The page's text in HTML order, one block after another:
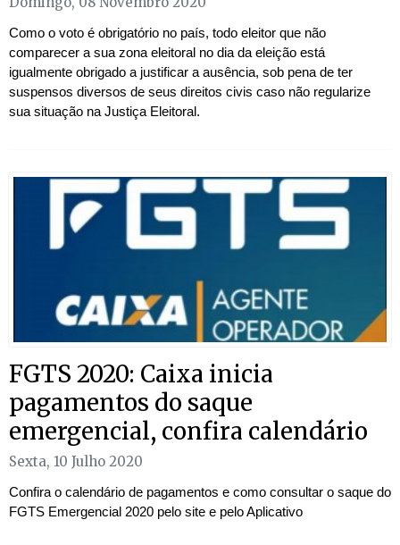
Como o voto é obrigatório no país, todo eleitor que não
comparecer a sua zona eleitoral no dia da eleição está
igualmente obrigado a justificar a ausência, sob pena de ter
suspensos diversos de seus direitos civis caso não regularize
sua situação na Justiça Eleitoral.
FGTS 2020: Caixa inicia
pagamentos do saque
emergencial, confira calendário
Sexta, 10 Julho 2020
Confira o calendário de pagamentos e como consultar o saque do
FGTS Emergencial 2020 pelo site e pelo Aplicativo